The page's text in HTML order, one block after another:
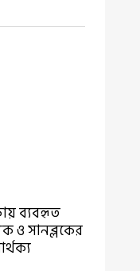
ব্যবহৃত
ও সানব্লকের